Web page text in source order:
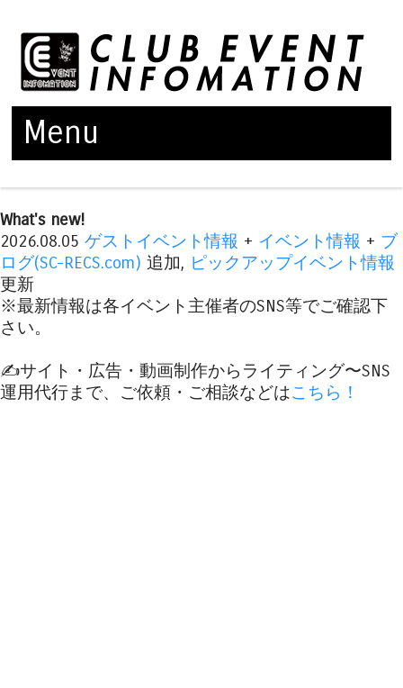
Menu
What's new!
2026.08.05 ゲストイベント情報 + イベント情報 + ブ
ログ(SC-RECS.com) 追加, ピックアップイベント情報
更新
※最新情報は各イベント主催者のSNS等でご確認下
さい。
✍️サイト・広告・動画制作からライティング〜SNS
運用代行まで、ご依頼・ご相談などはこちら！